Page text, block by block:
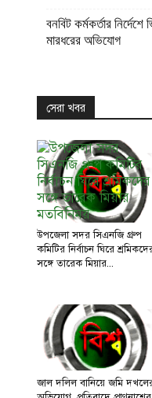
বনবিট কর্মকর্তার
মারধরের অভিযোগ
সেরা খবর
উপজেলা সদর সিএনজি গ্রুপ
কমিটির নির্বাচন ঘিরে
সঙ্গে তারেক মিয়ার...
জাল দলিল বানিয়ে জমি